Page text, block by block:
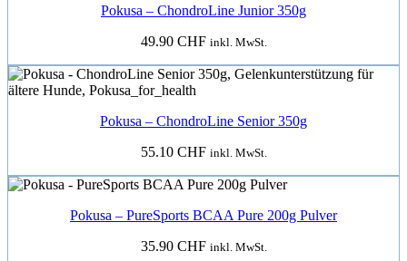
Pokusa – ChondroLine Junior 350g
49.90 CHF inkl. MwSt.
Pokusa – ChondroLine Senior 350g
55.10 CHF inkl. MwSt.
Pokusa – PureSports BCAA Pure 200g Pulver
35.90 CHF inkl. MwSt.